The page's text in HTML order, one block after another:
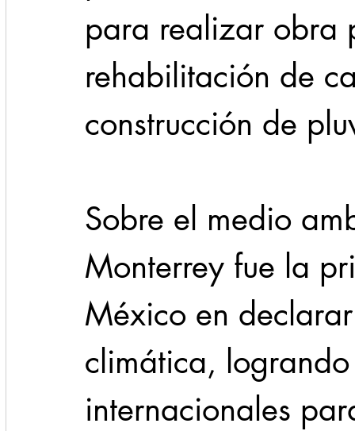
para realizar obra
rehabilitación de
construcción de
Sobre el medio
Monterrey fue la
México en
climática,
internacionales